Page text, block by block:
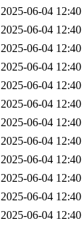
2025-06-04 12:40
2025-06-04 12:40
2025-06-04 12:40
2025-06-04 12:40
2025-06-04 12:40
2025-06-04 12:40
2025-06-04 12:40
2025-06-04 12:40
2025-06-04 12:40
2025-06-04 12:40
2025-06-04 12:40
2025-06-04 12:40